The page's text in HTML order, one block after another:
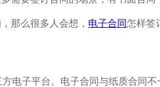
那么很多人会想， 电子合同怎样签
电子平台。电子合同与纸质合同